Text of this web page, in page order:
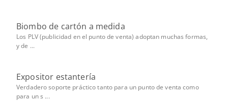
Biombo de cartón a medida
Los PLV (publicidad en el punto de venta) adoptan muchas formas,
y de ...
Expositor estantería
Verdadero soporte práctico tanto para un punto de venta como
para un s ...